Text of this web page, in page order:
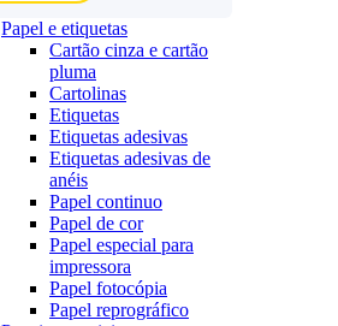
Papel e etiquetas
Cartão cinza e cartão
pluma
Cartolinas
Etiquetas
Etiquetas adesivas
Etiquetas adesivas de
anéis
Papel continuo
Papel de cor
Papel especial para
impressora
Papel fotocópia
Papel reprográfico